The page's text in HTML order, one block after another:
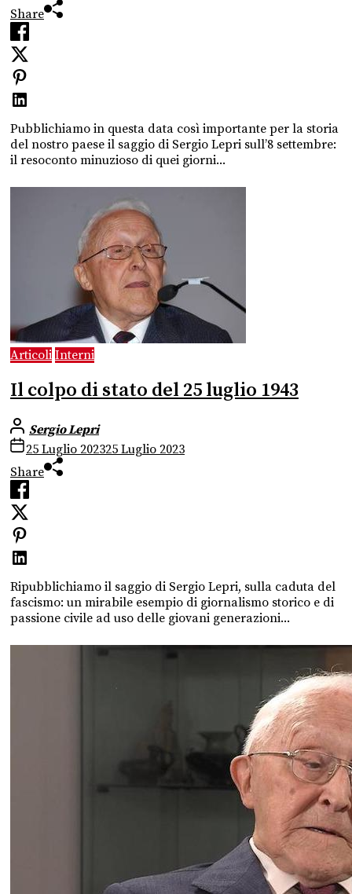
Share
Pubblichiamo in questa data così importante per la storia
del nostro paese il saggio di Sergio Lepri sull’8 settembre:
il resoconto minuzioso di quei giorni...
Articoli Interni
Il colpo di stato del 25 luglio 1943
Sergio Lepri
25 Luglio 202325 Luglio 2023
Share
Ripubblichiamo il saggio di Sergio Lepri, sulla caduta del
fascismo: un mirabile esempio di giornalismo storico e di
passione civile ad uso delle giovani generazioni...